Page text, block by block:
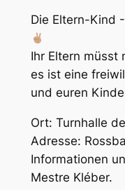
Die Eltern-Kind
Ihr Eltern müsst
es ist eine
und euren
Ort: Turnhalle
Adresse:
Informationen
Mestre Kléber.